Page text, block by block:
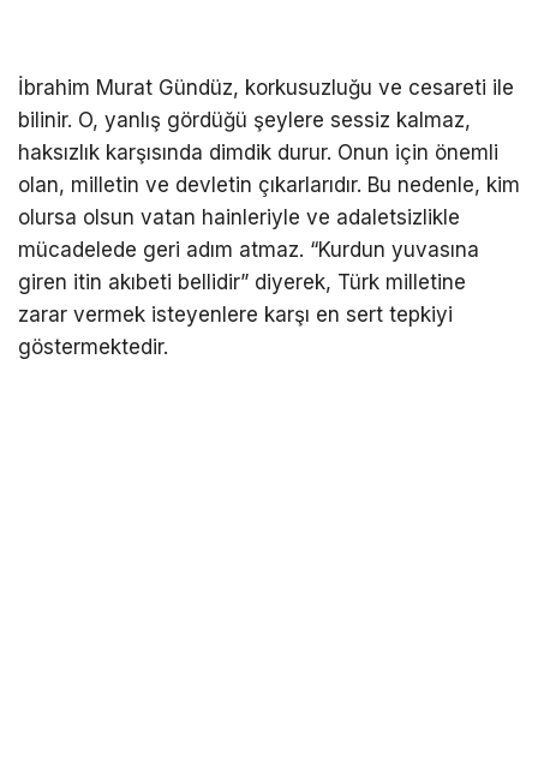
İbrahim Murat Gündüz, korkusuzluğu ve cesareti ile
bilinir. O, yanlış gördüğü şeylere sessiz kalmaz,
haksızlık karşısında dimdik durur. Onun için önemli
olan, milletin ve devletin çıkarlarıdır. Bu nedenle, kim
olursa olsun vatan hainleriyle ve adaletsizlikle
mücadelede geri adım atmaz. “Kurdun yuvasına
giren itin akıbeti bellidir” diyerek, Türk milletine
zarar vermek isteyenlere karşı en sert tepkiyi
göstermektedir.